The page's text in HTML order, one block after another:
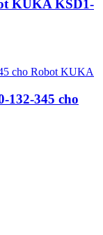
KUKA KSD1-
132-345 cho